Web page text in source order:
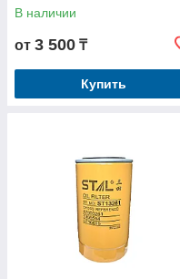
В наличии
от 3 500 ₸
Купить